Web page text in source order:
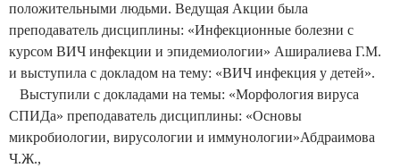
положительными людьми. Ведущая Акции была
преподаватель дисциплины: «Инфекционные болезни с
курсом ВИЧ инфекции и эпидемиологии» Аширалиева Г.М.
и выступила с докладом на тему: «ВИЧ инфекция у детей».
Выступили с докладами на темы: «Морфология вируса
СПИДа» преподаватель дисциплины: «Основы
микробиологии, вирусологии и иммунологии»Абдраимова
Ч.Ж.,